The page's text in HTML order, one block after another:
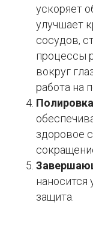
ускоряет
улучшает
сосудов,
процессы
вокруг
работа на
Полировка
здоровое
защита.